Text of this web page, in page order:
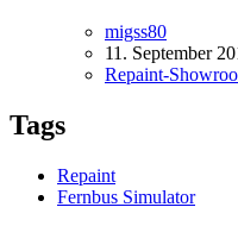
migss80
11. September
Repaint-
Tags
Repaint
Fernbus Simulator